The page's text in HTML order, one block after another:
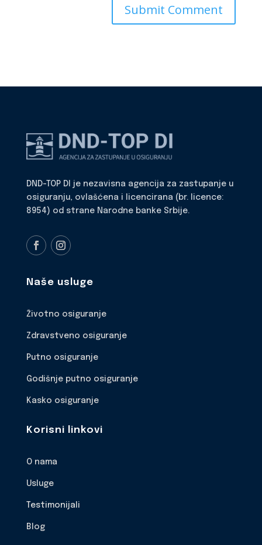
DND-TOP DI je nezavisna agencija za zastupanje u
osiguranju, ovlašćena i licencirana (br. licence:
8954) od strane Narodne banke Srbije.
Naše usluge
Životno osiguranje
Zdravstveno osiguranje
Putno osiguranje
Godišnje putno osiguranje
Kasko osiguranje
Korisni linkovi
O nama
Usluge
Testimonijali
Blog